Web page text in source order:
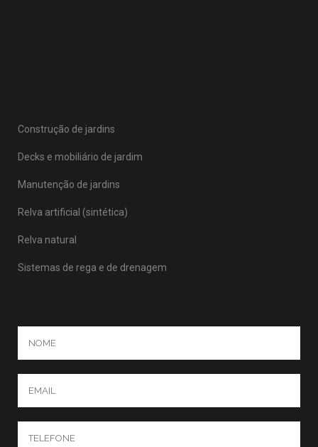
Construção de jardins
Decks e mobiliário de jardim
Manutenção de jardins
Relva artificial (sintética)
Relva natural
Sistemas de rega e de drenagem